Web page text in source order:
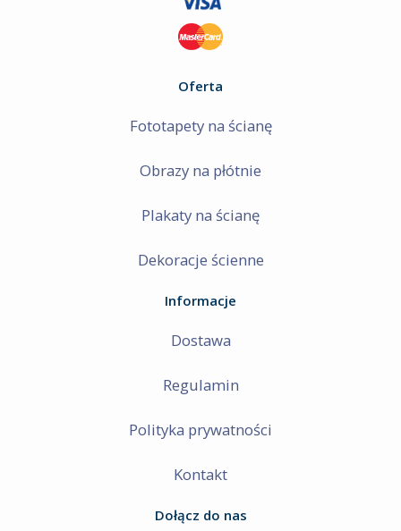
Oferta
Fototapety na ścianę
Obrazy na płótnie
Plakaty na ścianę
Dekoracje ścienne
Informacje
Dostawa
Regulamin
Polityka prywatności
Kontakt
Dołącz do nas